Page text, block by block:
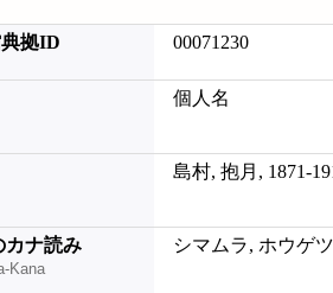
拠ID 00071230
個人名
島村, 抱月, 1871-
カナ読み
Kana
シマムラ, ホウゲ